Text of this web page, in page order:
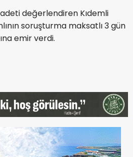
değerlendiren Kıdemli
soruşturma maksatlı 3 gün
emir verdi.